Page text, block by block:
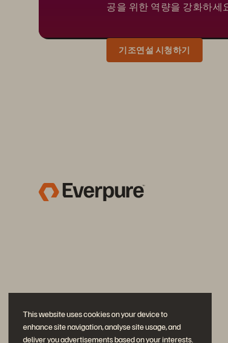
This website uses cookies on your device to
enhance site navigation, analyse site usage, and
deliver you advertisements based on your interests.
공을 위한 역량을 강화하세
기조연설 시청하기